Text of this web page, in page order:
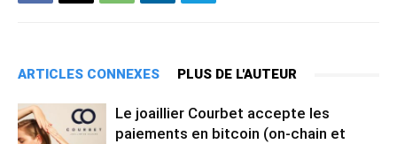
ARTICLES CONNEXES PLUS DE L'AUTEUR
Le joaillier Courbet accepte les
paiements en bitcoin (on-chain et